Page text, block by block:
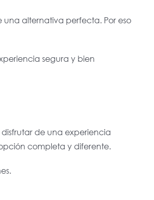
alternativa perfecta. Por eso
segura y bien
de una experiencia
completa y diferente.